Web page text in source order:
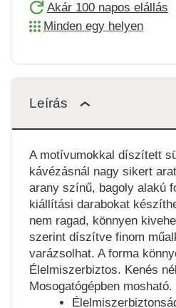
Akár 100 napos elállás
Minden egy helyen
Leírás
A motívumokkal díszített
kávézásnál nagy sikert
arany színű, bagoly alakú
kiállítási darabokat
nem ragad, könnyen
szerint díszítve finom
varázsolhat. A forma
Élelmiszerbiztos. Kenés
Mosogatógépben